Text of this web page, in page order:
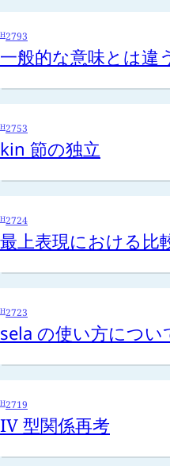
H2793
一般的な意味とは違
H2753
kin 節の独立
H2724
最上表現における比
H2723
sela の使い方につい
H2719
IV 型関係再考